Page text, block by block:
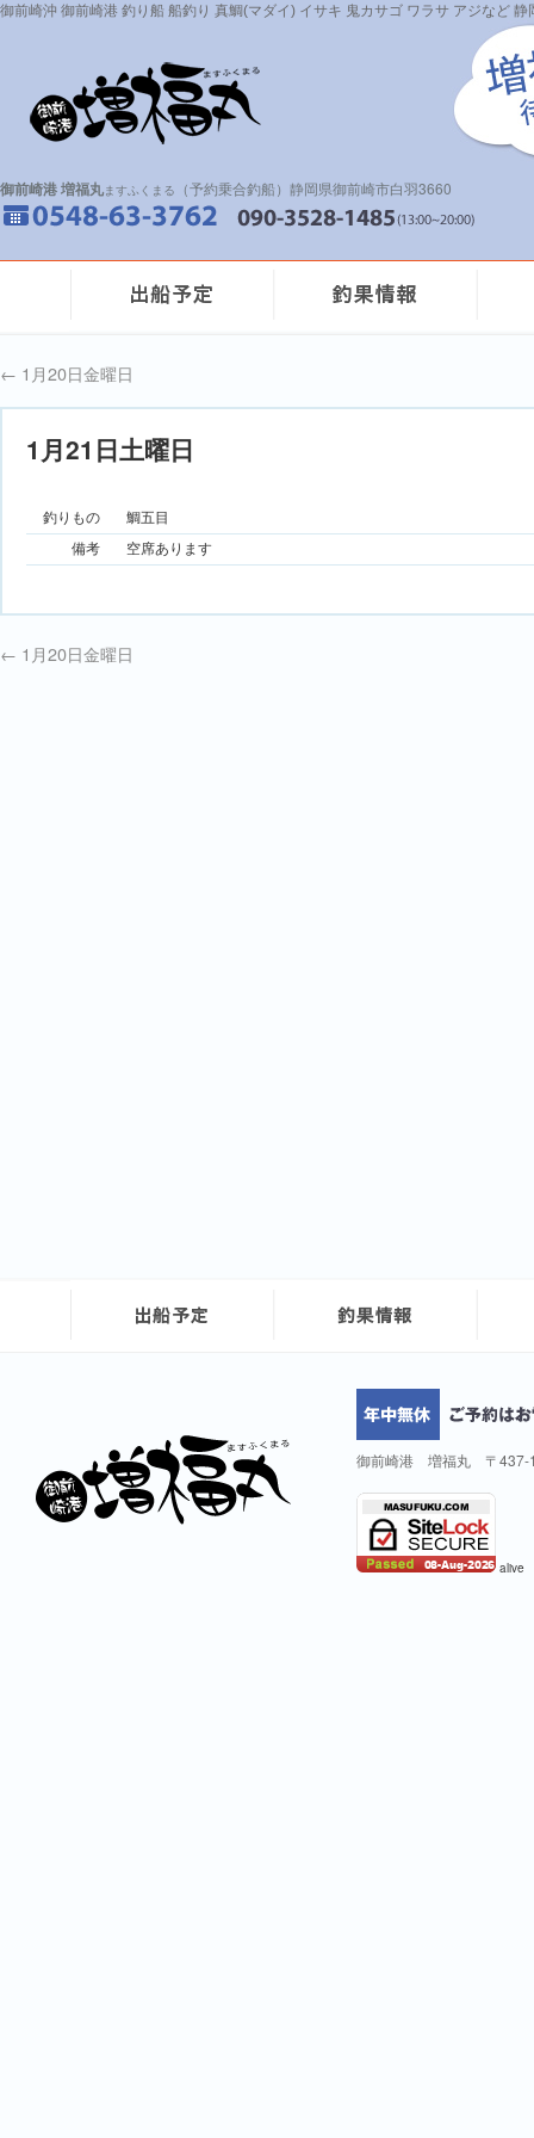
御前崎沖 御前崎港 釣り船 船釣り 真鯛(マダイ) イサキ 鬼カサゴ ワラサ アジなど
御前崎港 増福丸ますふくまる （予約乗合釣船）静岡県御前崎市白羽3660
← 1月20日金曜日
1月21日土曜日
釣りもの
鯛五目
備考
空席あります
← 1月20日金曜日
御前崎港 増福丸 〒437-
alive